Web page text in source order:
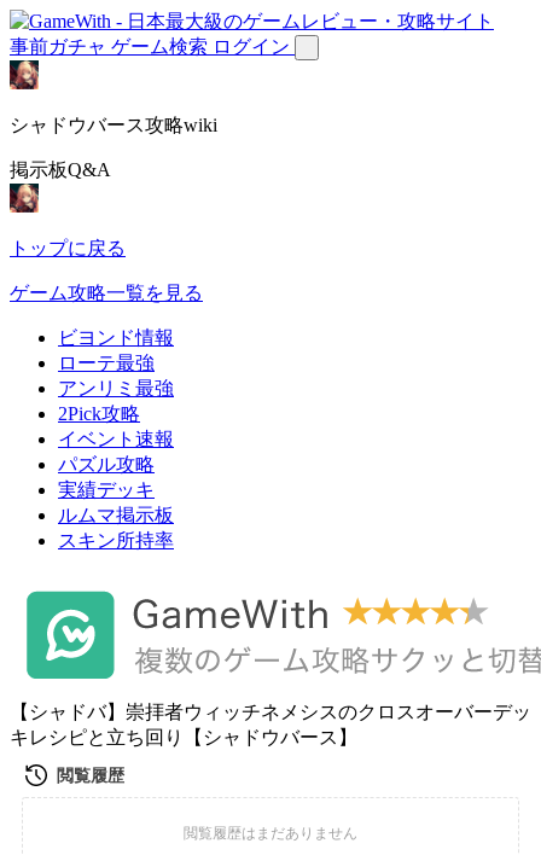
事前ガチャ ゲーム検索 ログイン
シャドウバース攻略wiki
掲示板Q&A
トップに戻る
ゲーム攻略一覧を見る
ビヨンド情報
ローテ最強
アンリミ最強
2Pick攻略
イベント速報
パズル攻略
実績デッキ
ルムマ掲示板
スキン所持率
【シャドバ】崇拝者ウィッチネメシスのクロスオーバーデッ
キレシピと立ち回り【シャドウバース】